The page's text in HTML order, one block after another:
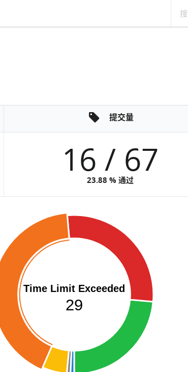
提交量
16 / 67
23.88 % 通过
Time Limit Exceeded
29